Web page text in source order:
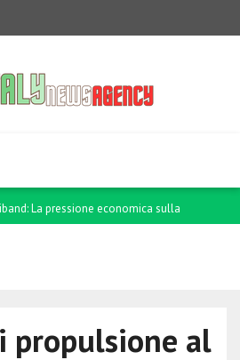
La pressione economica sulla
propulsione al